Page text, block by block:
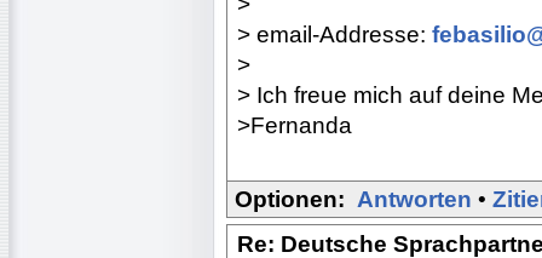
> email-Addresse:
>
> Ich freue mich auf deine
>Fernanda
Optionen: Antworten •
Re: Deutsche